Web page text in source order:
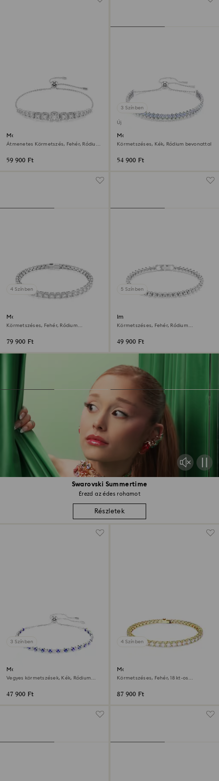
Swarovski Summertime
Érezd az édes rohamot
Részletek
Matrix karkötő
Átmenetes Körmetszés, Fehér, Ródium
59 900 Ft
3 Színben
Új
Matrix karkötő
Körmetszéses, Kék, Ródium bevonattal
54 900 Ft
4 Színben
Matrix Tennis karkötő
Körmetszéses, Fehér, Ródium
79 900 Ft
5 Színben
Imber Emily Tennis karkötő
Körmetszéses, Fehér, Ródium
49 900 Ft
3 Színben
Matrix Tennis karkötő
Vegyes körmetszések, Kék, Ródium
47 900 Ft
4 Színben
Matrix Tennis karkötő
Körmetszéses, Fehér, 18 kt-os
87 900 Ft